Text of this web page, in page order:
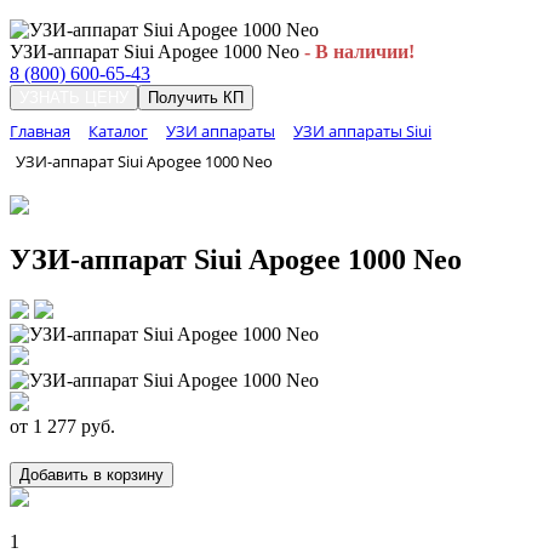
УЗИ-аппарат Siui Apogee 1000 Neo - В наличии!
8 (800) 600-65-43
Получить КП
Главная Каталог УЗИ аппараты
УЗИ аппараты Siui
УЗИ-аппарат Siui Apogee 1000 Neo
УЗИ-аппарат Siui Apogee 1000 Neo
от 1 277 руб.
Добавить в корзину
1